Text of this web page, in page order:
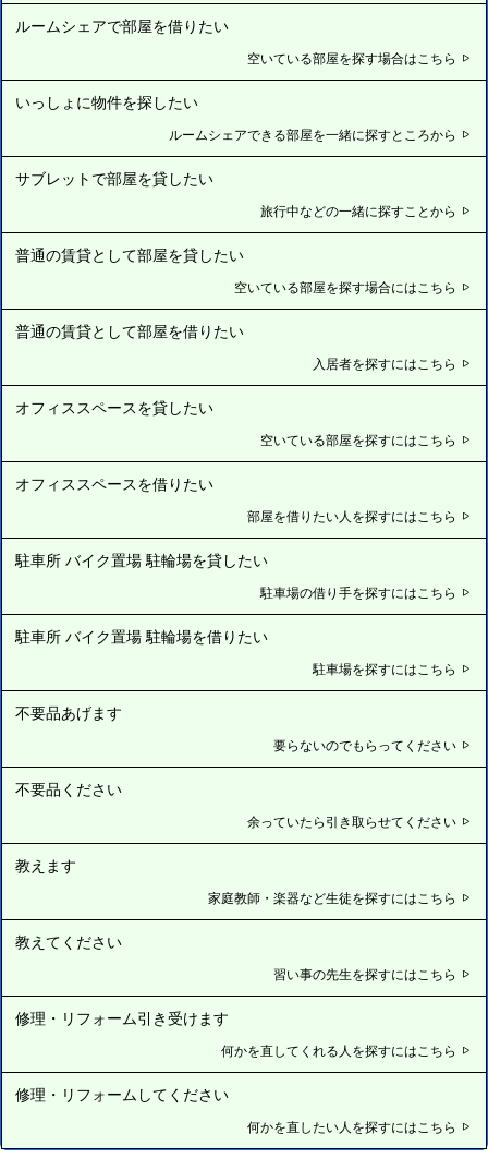
ルームシェアで部屋を借りたい
空いている部屋を探す場合はこちら
いっしょに物件を探したい
ルームシェアできる部屋を一緒に探すところから
サブレットで部屋を貸したい
旅行中などの一緒に探すことから
普通の賃貸として部屋を貸したい
空いている部屋を探す場合にはこちら
普通の賃貸として部屋を借りたい
入居者を探すにはこちら
オフィススペースを貸したい
空いている部屋を探すにはこちら
オフィススペースを借りたい
部屋を借りたい人を探すにはこちら
駐車所 バイク置場 駐輪場を貸したい
駐車場の借り手を探すにはこちら
駐車所 バイク置場 駐輪場を借りたい
駐車場を探すにはこちら
不要品あげます
要らないのでもらってください
不要品ください
余っていたら引き取らせてください
教えます
家庭教師・楽器など生徒を探すにはこちら
教えてください
習い事の先生を探すにはこちら
修理・リフォーム引き受けます
何かを直してくれる人を探すにはこちら
修理・リフォームしてください
何かを直したい人を探すにはこちら